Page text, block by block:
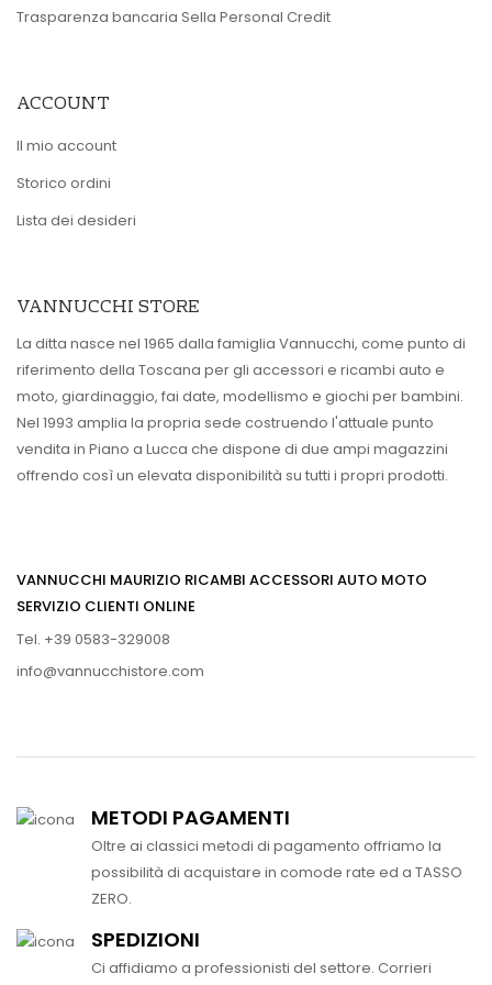
Trasparenza bancaria Sella Personal Credit
ACCOUNT
Il mio account
Storico ordini
Lista dei desideri
VANNUCCHI STORE
La ditta nasce nel 1965 dalla famiglia Vannucchi, come punto di
riferimento della Toscana per gli accessori e ricambi auto e
moto, giardinaggio, fai date, modellismo e giochi per bambini.
Nel 1993 amplia la propria sede costruendo l'attuale punto
vendita in Piano a Lucca che dispone di due ampi magazzini
offrendo così un elevata disponibilità su tutti i propri prodotti.
VANNUCCHI MAURIZIO RICAMBI ACCESSORI AUTO MOTO
SERVIZIO CLIENTI ONLINE
Tel. +39 0583-329008
info@vannucchistore.com
METODI PAGAMENTI
Oltre ai classici metodi di pagamento offriamo la
possibilità di acquistare in comode rate ed a TASSO
ZERO.
SPEDIZIONI
Ci affidiamo a professionisti del settore. Corrieri